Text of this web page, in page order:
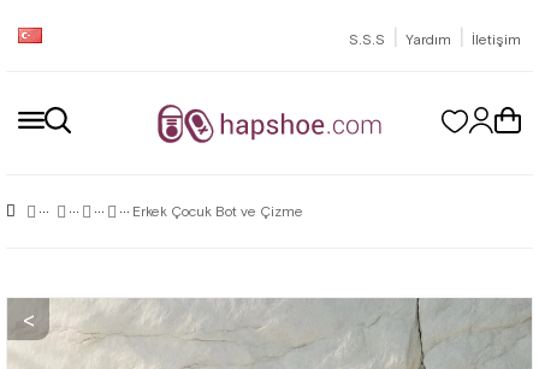
S.S.S | Yardım | İletişim
Erkek Çocuk Bot ve Çizme